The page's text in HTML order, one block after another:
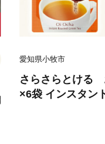
愛知県小牧市
さらさらとける
×6袋 インスタン